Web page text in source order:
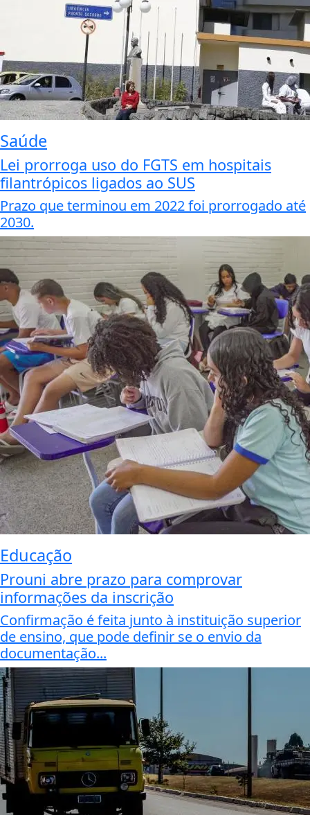
Saúde
Lei prorroga uso do FGTS em hospitais
filantrópicos ligados ao SUS
Prazo que terminou em 2022 foi prorrogado até
2030.
Educação
Prouni abre prazo para comprovar
informações da inscrição
Confirmação é feita junto à instituição superior
de ensino, que pode definir se o envio da
documentação...